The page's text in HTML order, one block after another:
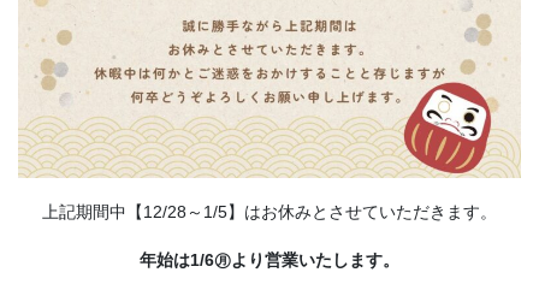
上記期間中【12/28～1/5】はお休みとさせていただきます。
年始は1/6㊊より営業いたします。